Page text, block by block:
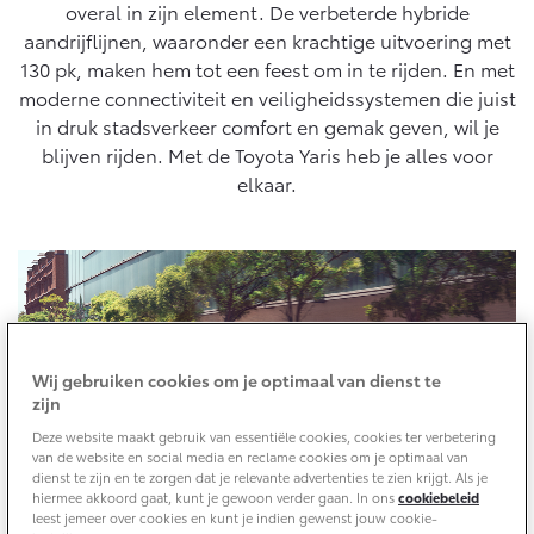
Corolla Cross
HYBRIDE
Vanaf € 39.995,-
Toyota C-HR
OOK ALS PLUG-IN
HYBRIDE
Vanaf € 36.495,-
Vanaf € 37.995,- Vanaf € 49.995,-
10 jaar batterijgarantie
Toyota fabrieksgarantie
Onderdelen & Accessoires
Banden
Connected Services
MyToyota login
MyToyota App
Abonnementen
Energie en slim laden
Verzekeren
Toyota Autoverzekering
Bedrijfswagens
Bedrijfswagens op maat
Financieren of leasen
Verzekeren
cyclus, conform algemeen geldende wetgeving.
overal in zijn element. De verbeterde hybride
aandrijflijnen, waaronder een krachtige uitvoering met
130 pk, maken hem tot een feest om in te rijden. En met
moderne connectiviteit en veiligheidssystemen die juist
in druk stadsverkeer comfort en gemak geven, wil je
blijven rijden. Met de Toyota Yaris heb je alles voor
elkaar.
Wij gebruiken cookies om je optimaal van dienst te
zijn
Deze website maakt gebruik van essentiële cookies, cookies ter verbetering
van de website en social media en reclame cookies om je optimaal van
dienst te zijn en te zorgen dat je relevante advertenties te zien krijgt. Als je
hiermee akkoord gaat, kunt je gewoon verder gaan. In onscookiebeleid
leest jemeer over cookies en kunt je indien gewenst jouw cookie-